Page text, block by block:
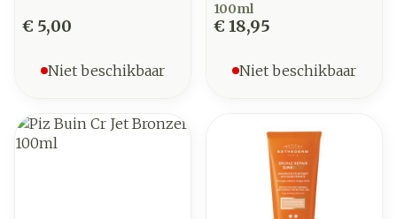
€ 5,00
Niet beschikbaar
100ml
€ 18,95
Niet beschikbaar